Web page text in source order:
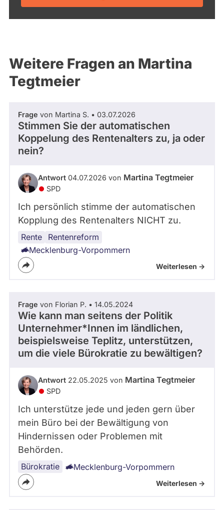
Weitere Fragen an Martina
Tegtmeier
Frage von Martina S. • 03.07.2026
Stimmen Sie der automatischen
Koppelung des Rentenalters zu, ja oder
nein?
Antwort 04.07.2026 von Martina Tegtmeier
SPD
Ich persönlich stimme der automatischen
Kopplung des Rentenalters NICHT zu.
Rente Rentenreform
Renteneintrittsalter
Mecklenburg-Vorpommern
Weiterlesen ->
Frage von Florian P. • 14.05.2024
Wie kann man seitens der Politik
Unternehmer*Innen im ländlichen,
beispielsweise Teplitz, unterstützen,
um die viele Bürokratie zu bewältigen?
Antwort 22.05.2025 von Martina Tegtmeier
SPD
Ich unterstütze jede und jeden gern über
mein Büro bei der Bewältigung von
Hindernissen oder Problemen mit
Behörden.
Bürokratie Mecklenburg-Vorpommern
Weiterlesen ->